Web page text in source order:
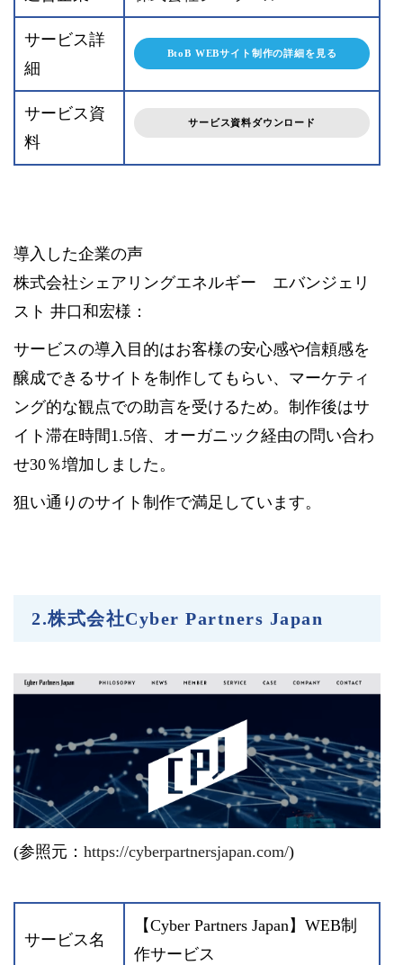
サービス詳
細
BtoB WEBサイト制作の詳細を見る
サービス資
料
サービス資料ダウンロード
導入した企業の声
株式会社シェアリングエネルギー エバンジェリ
スト 井口和宏様：
サービスの導入目的はお客様の安心感や信頼感を
醸成できるサイトを制作してもらい、マーケティ
ング的な観点での助言を受けるため。制作後はサ
イト滞在時間1.5倍、オーガニック経由の問い合わ
せ30％増加しました。
狙い通りのサイト制作で満足しています。
2.株式会社Cyber Partners Japan
(参照元： https://cyberpartnersjapan.com/)
サービス名
【Cyber Partners Japan】WEB制
作サービス